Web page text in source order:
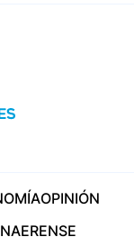
OPINIÓN